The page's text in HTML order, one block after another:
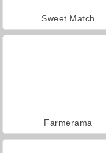
Sweet Match
Farmerama